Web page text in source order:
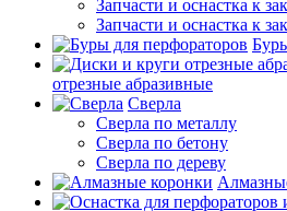
Запчасти и оснастка к
Запчасти и оснастка к
отрезные абразивные
Сверла
Сверла по металлу
Сверла по бетону
Сверла по дереву